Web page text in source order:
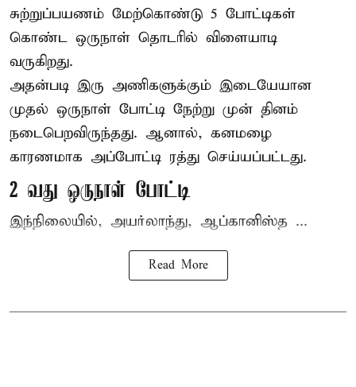
சுற்றுப்பயணம் மேற்கொண்டு 5 போட்டிகள்
கொண்ட ஒருநாள் தொடரில் விளையாடி
வருகிறது.
அதன்படி இரு அணிகளுக்கும் இடையேயான
முதல் ஒருநாள் போட்டி நேற்று முன் தினம்
நடைபெறவிருந்தது. ஆனால், கனமழை
காரணமாக அப்போட்டி ரத்து செய்யப்பட்டது.
2 வது ஒருநாள் போட்டி
இந்நிலையில், அயர்லாந்து, ஆப்கானிஸ்த ...
Read More